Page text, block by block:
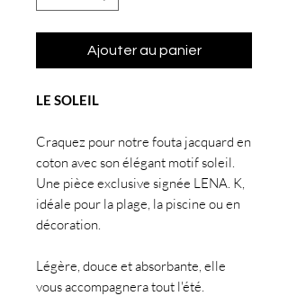
Ajouter au panier
LE SOLEIL
Craquez pour notre fouta jacquard en
coton avec son élégant motif soleil.
Une pièce exclusive signée LENA. K,
idéale pour la plage, la piscine ou en
décoration.
Légère, douce et absorbante, elle
vous accompagnera tout l'été.